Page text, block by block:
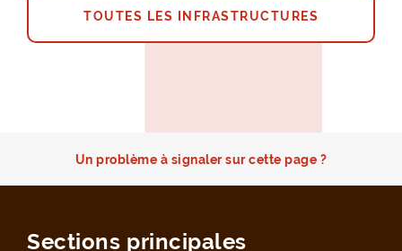
TOUTES LES INFRASTRUCTURES
Un problème à signaler sur cette page ?
Sections principales